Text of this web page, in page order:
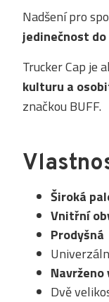
Nadšení pro
jedinečnost
Trucker Cap je
kulturu a
značkou BUFF.
Široká
Vnitřní
Prodyšná
Navrženo
Dvě